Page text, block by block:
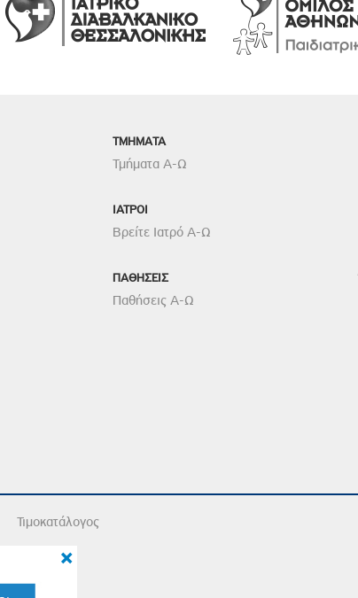
TMHMATA
Τμήματα Α-Ω
ΙΑΤΡΟΙ
Βρείτε Ιατρό Α-Ω
ΠΑΘΗΣΕΙΣ
Παθήσεις Α-Ω
Τιμοκατάλογος
×